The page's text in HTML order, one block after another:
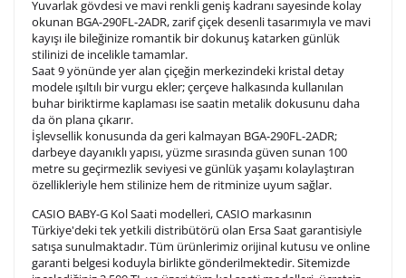
2. Satır
3. Satır
Lütfen font seçiniz
Ön İzleme Kişiselleştir Vazgeç
Yuvarlak gövdesi ve mavi renkli geniş kadranı sayesinde kolay
okunan BGA-290FL-2ADR, zarif çiçek desenli tasarımıyla ve mavi
kayışı ile bileğinize romantik bir dokunuş katarken günlük
stilinizi de incelikle tamamlar.
Saat 9 yönünde yer alan çiçeğin merkezindeki kristal detay
modele ışıltılı bir vurgu ekler; çerçeve halkasında kullanılan
buhar biriktirme kaplaması ise saatin metalik dokusunu daha
da ön plana çıkarır.
İşlevsellik konusunda da geri kalmayan BGA-290FL-2ADR;
darbeye dayanıklı yapısı, yüzme sırasında güven sunan 100
metre su geçirmezlik seviyesi ve günlük yaşamı kolaylaştıran
özellikleriyle hem stilinize hem de ritminize uyum sağlar.
CASIO BABY-G Kol Saati modelleri, CASIO markasının
Türkiye'deki tek yetkili distribütörü olan Ersa Saat garantisiyle
satışa sunulmaktadır. Tüm ürünlerimiz orijinal kutusu ve online
garanti belgesi koduyla birlikte gönderilmektedir. Sitemizde